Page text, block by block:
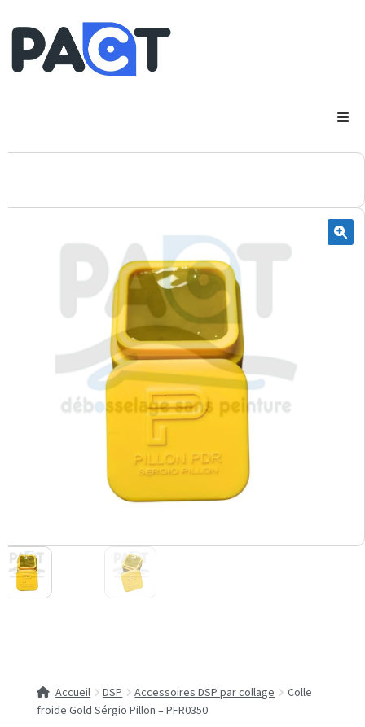
Accueil DSP Accessoires DSP par collage
Colle
froide Gold Sérgio Pillon – PFR0350